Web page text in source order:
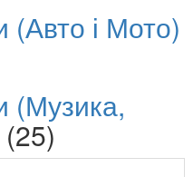
(Авто і Мото)
(Музика,
(25)